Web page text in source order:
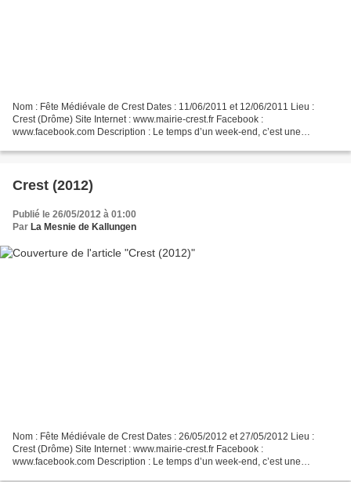
Nom : Fête Médiévale de Crest Dates : 11/06/2011 et 12/06/2011 Lieu :
Crest (Drôme) Site Internet : www.mairie-crest.fr Facebook :
www.facebook.com Description : Le temps d’un week-end, c’est une
Crest (2012)
Publié le 26/05/2012 à 01:00
Par La Mesnie de Kallungen
Nom : Fête Médiévale de Crest Dates : 26/05/2012 et 27/05/2012 Lieu :
Crest (Drôme) Site Internet : www.mairie-crest.fr Facebook :
www.facebook.com Description : Le temps d’un week-end, c’est une